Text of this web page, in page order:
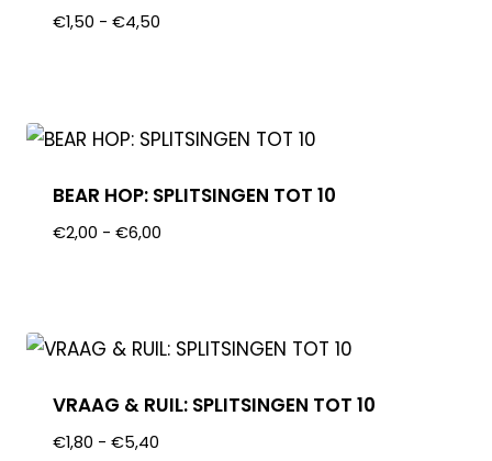
€1,50 - €4,50
BEAR HOP: SPLITSINGEN TOT 10
€2,00 - €6,00
VRAAG & RUIL: SPLITSINGEN TOT 10
€1,80 - €5,40